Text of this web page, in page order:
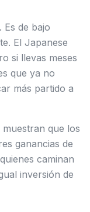
de bajo
El Japanese
si llevas meses
que ya no
más partido a
que los
ganancias de
caminan
inversión de